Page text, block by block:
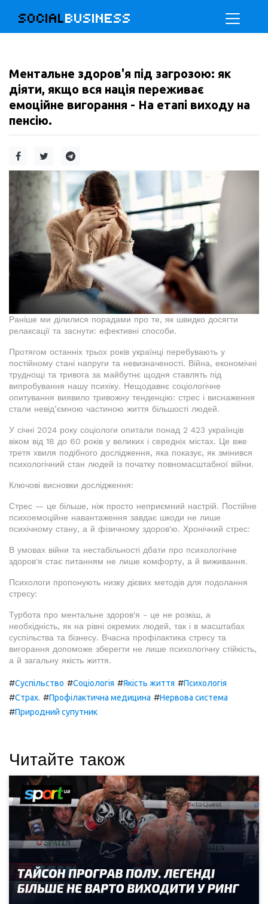
SOCIALBUSINESS
Ментальне здоров'я під загрозою: як
діяти, якщо вся нація переживає
емоційне вигорання - На етапі виходу на
пенсію.
Раніше ми ділилися порадами про те, як швидко досягти
релаксації та заснути: ефективні способи.
Протягом останніх трьох років українці перебувають у
постійному стані напруги та невизначеності. Війна, економічні
труднощі та тривога за майбутнє щодня ставлять під
випробування нашу психіку. Нещодавнє соціологічне
опитування виявило тривожну тенденцію: стрес і виснаження
стали невід’ємною частиною життя більшості людей.
У січні 2024 року соціологи опитали понад 2 423 українців
віком від 18 до 60 років у великих і середніх містах. Це вже
третя хвиля подібного дослідження, яка показує, як змінився
психологічний стан людей із початку повномасштабної війни.
Ключові висновки дослідження:
Стрес — це більше, ніж просто неприємний настрій. Постійне
психоемоційне навантаження завдає шкоди не лише
психічному стану, а й фізичному здоров'ю. Хронічний стрес:
В умовах війни та нестабільності дбати про психологічне
здоров'я стає питанням не лише комфорту, а й виживання.
Психологи пропонують низку дієвих методів для подолання
стресу:
Турбота про ментальне здоров'я - це не розкіш, а
необхідність, як на рівні окремих людей, так і в масштабах
суспільства та бізнесу. Вчасна профілактика стресу та
вигорання допоможе зберегти не лише психологічну стійкість,
а й загальну якість життя.
#Суспільство #Соціологія #Якість життя #Психологія
#Страх. #Профілактична медицина #Нервова система
#Природний супутник
Читайте також